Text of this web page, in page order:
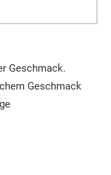
Geschmack.
Geschmack